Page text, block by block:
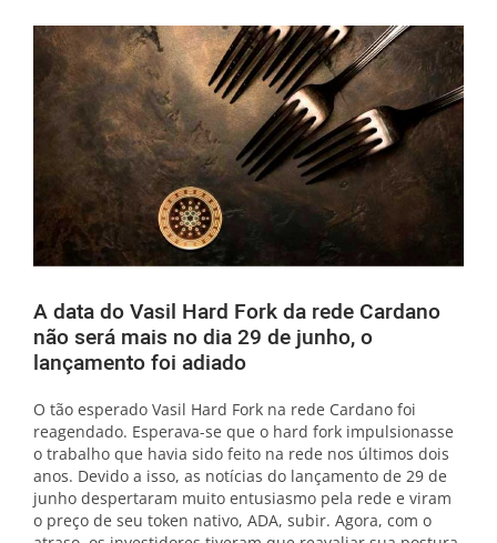
vietnamese
A data do Vasil Hard Fork da rede Cardano
não será mais no dia 29 de junho, o
lançamento foi adiado
O tão esperado Vasil Hard Fork na rede Cardano foi
reagendado. Esperava-se que o hard fork impulsionasse
o trabalho que havia sido feito na rede nos últimos dois
anos. Devido a isso, as notícias do lançamento de 29 de
junho despertaram muito entusiasmo pela rede e viram
o preço de seu token nativo, ADA, subir. Agora, com o